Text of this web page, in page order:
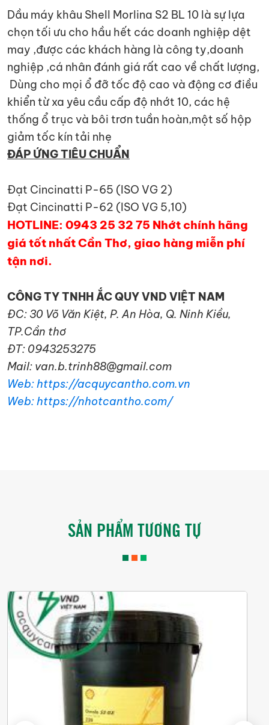
Dầu máy khâu Shell Morlina S2 BL 10 là sự lựa
chọn tối ưu cho hầu hết các doanh nghiệp dệt
may ,được các khách hàng là công ty,doanh
nghiệp ,cá nhân đánh giá rất cao về chất lượng,
Dùng cho mọi ổ đỡ tốc độ cao và động cơ điều
khiển từ xa yêu cầu cấp độ nhớt 10, các hệ
thống ổ trục và bôi trơn tuần hoàn,một số hộp
giảm tốc kín tải nhẹ
ĐÁP ỨNG TIÊU CHUẨN
Đạt Cincinatti P-65 (ISO VG 2)
Đạt Cincinatti P-62 (ISO VG 5,10)
HOTLINE: 0943 25 32 75 Nhớt chính hãng
giá tốt nhất Cần Thơ, giao hàng miễn phí
tận nơi.
CÔNG TY TNHH ẮC QUY VND VIỆT NAM
ĐC: 30 Võ Văn Kiệt, P. An Hòa, Q. Ninh Kiều,
TP.Cần thơ
ĐT: 0943253275
Mail: van.b.trinh88@gmail.com
Web: https://acquycantho.com.vn
Web: https://nhotcantho.com/
SẢN PHẨM TƯƠNG TỰ